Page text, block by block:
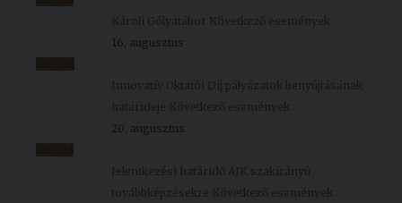
Károli Gólyatábor Következő események
16, augusztus
Innovatív Oktatói Díj pályázatok benyújtásának
határideje Következő események
20, augusztus
Jelentkezési határidő ÁJK szakirányú
továbbképzésekre Következő események